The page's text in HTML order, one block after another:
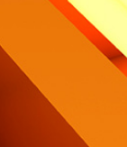
Lavora con noi
Contatti